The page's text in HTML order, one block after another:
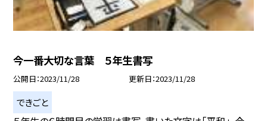
今一番大切な言葉 ５年生書写
公開日 2023/11/28 更新日 2023/11/28
できごと